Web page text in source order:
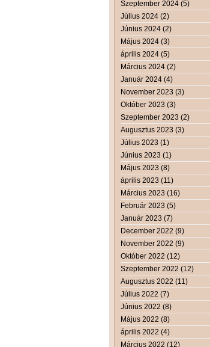
Szeptember 2024 (5)
Július 2024 (2)
Június 2024 (2)
Május 2024 (3)
április 2024 (5)
Március 2024 (2)
Január 2024 (4)
November 2023 (3)
Október 2023 (3)
Szeptember 2023 (2)
Augusztus 2023 (3)
Július 2023 (1)
Június 2023 (1)
Május 2023 (8)
április 2023 (11)
Március 2023 (16)
Február 2023 (5)
Január 2023 (7)
December 2022 (9)
November 2022 (9)
Október 2022 (12)
Szeptember 2022 (12)
Augusztus 2022 (11)
Július 2022 (7)
Június 2022 (8)
Május 2022 (8)
április 2022 (4)
Március 2022 (12)